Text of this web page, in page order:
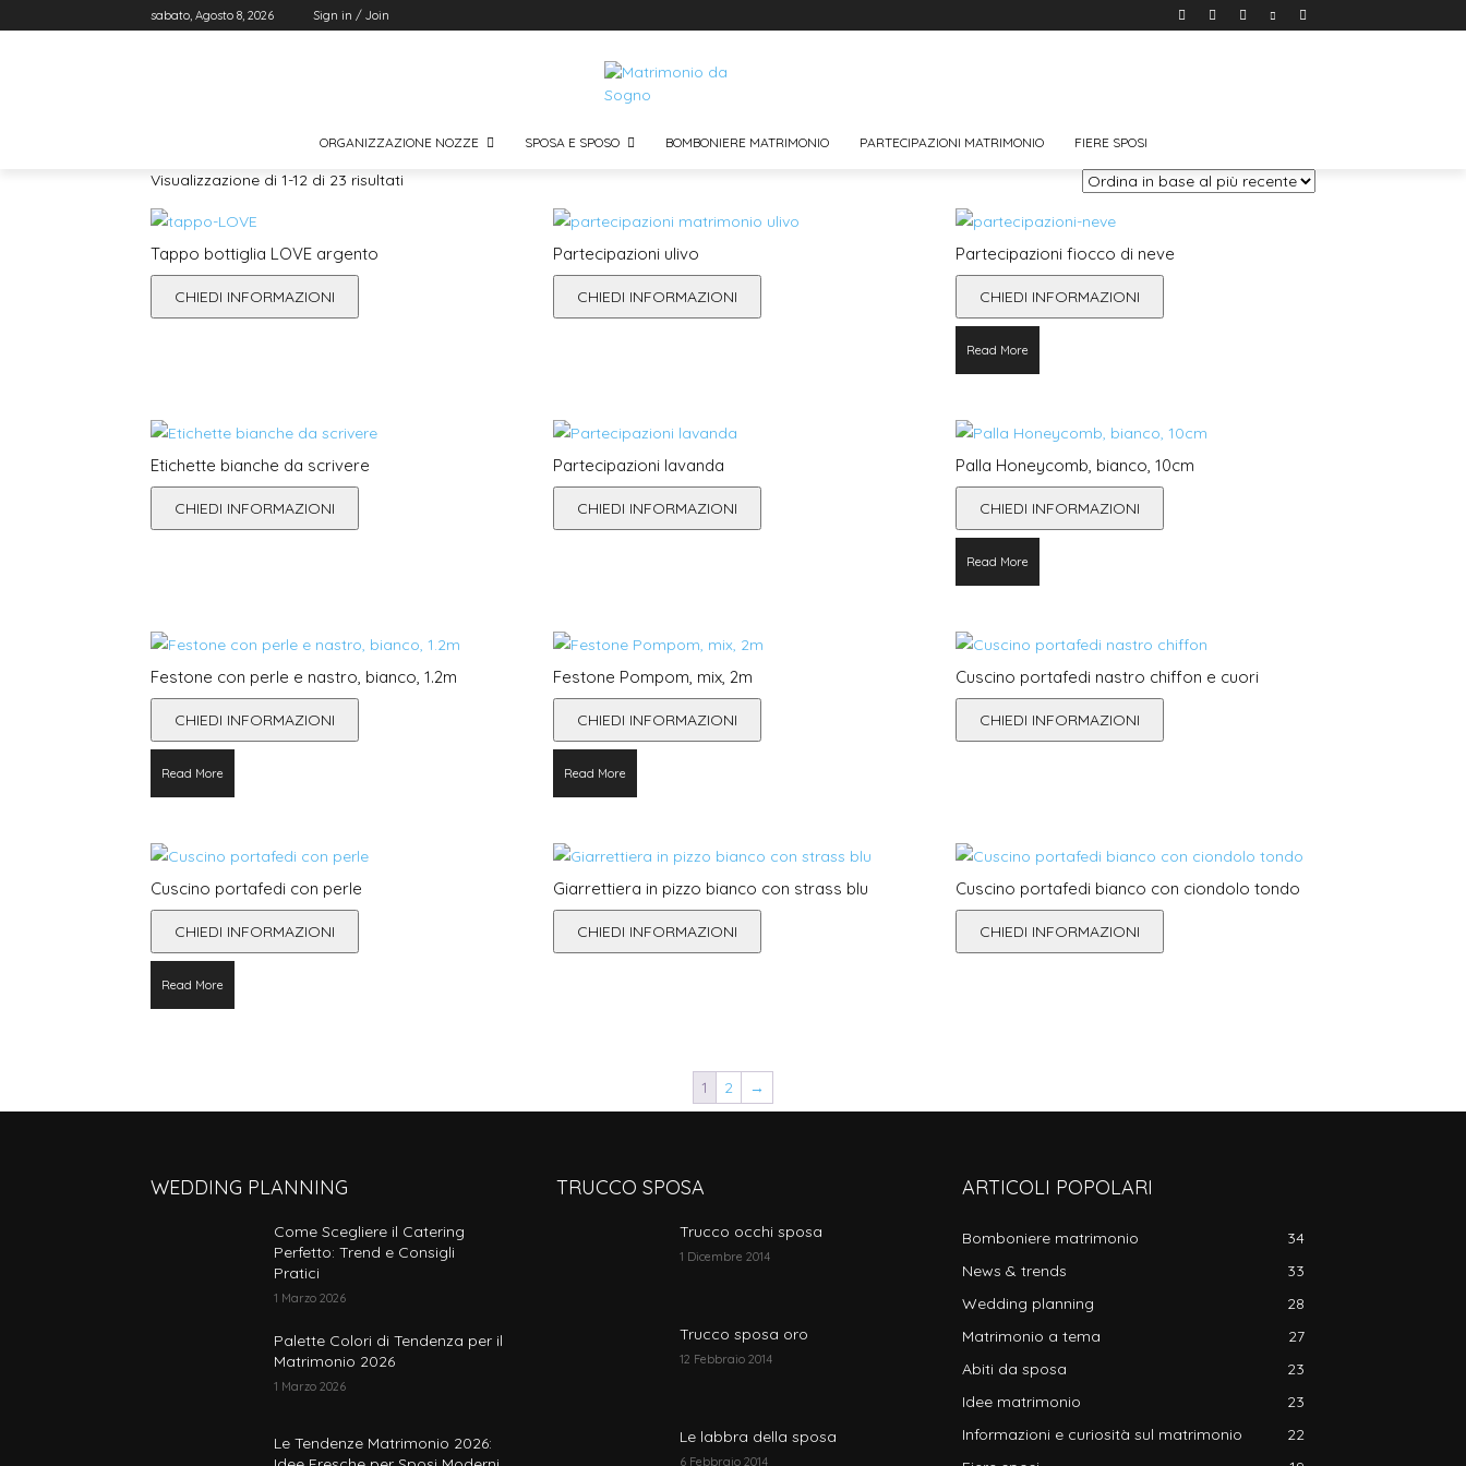
sabato, Agosto 8, 2026 Sign in / Join
ORGANIZZAZIONE NOZZE SPOSA E SPOSO BOMBONIERE MATRIMONIO PARTECIPAZIONI MATRIMONIO FIERE SPOSI
Visualizzazione di 1-12 di 23 risultati
Tappo bottiglia LOVE argento
CHIEDI INFORMAZIONI
Partecipazioni ulivo
CHIEDI INFORMAZIONI
Partecipazioni fiocco di neve
CHIEDI INFORMAZIONI
Read More
Etichette bianche da scrivere
CHIEDI INFORMAZIONI
Partecipazioni lavanda
CHIEDI INFORMAZIONI
Palla Honeycomb, bianco, 10cm
CHIEDI INFORMAZIONI
Read More
Festone con perle e nastro, bianco, 1.2m
CHIEDI INFORMAZIONI
Read More
Festone Pompom, mix, 2m
CHIEDI INFORMAZIONI
Read More
Cuscino portafedi nastro chiffon e cuori
CHIEDI INFORMAZIONI
Cuscino portafedi con perle
CHIEDI INFORMAZIONI
Read More
Giarrettiera in pizzo bianco con strass blu
CHIEDI INFORMAZIONI
Cuscino portafedi bianco con ciondolo tondo
CHIEDI INFORMAZIONI
1 2 →
WEDDING PLANNING
Come Scegliere il Catering
Perfetto: Trend e Consigli
Pratici
1 Marzo 2026
Palette Colori di Tendenza per il
Matrimonio 2026
1 Marzo 2026
Le Tendenze Matrimonio 2026:
TRUCCO SPOSA
Trucco occhi sposa
1 Dicembre 2014
Trucco sposa oro
12 Febbraio 2014
Le labbra della sposa
6 Febbraio 2014
ARTICOLI POPOLARI
Bomboniere matrimonio
34
News & trends
33
Wedding planning
28
Matrimonio a tema
27
Abiti da sposa
23
Idee matrimonio
23
Informazioni e curiosità sul matrimonio
22